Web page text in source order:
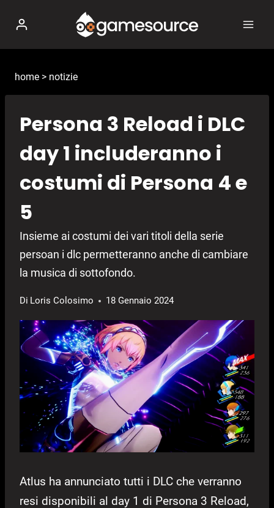
contenuto
home > notizie
Persona 3 Reload i DLC
day 1 includeranno i
costumi di Persona 4 e
5
Insieme ai costumi dei vari titoli della serie
persoan i dlc permetteranno anche di cambiare
la musica di sottofondo.
Di Loris Colosimo 18 Gennaio 2024
Atlus ha annunciato tutti i DLC che verranno
resi disponibili al day 1 di Persona 3 Reload,